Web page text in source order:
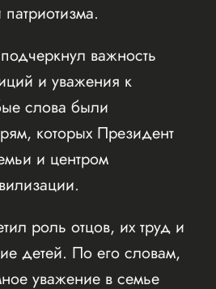
патриотизма.
важность
и уважения к
слова были
которых Президент
и центром
роль отцов, их труд и
детей. По его словам,
уважение в семье